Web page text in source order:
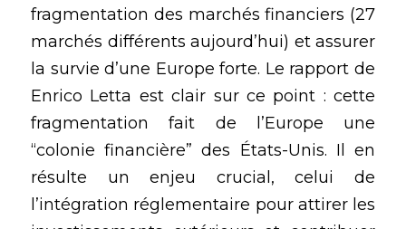
fragmentation des marchés financiers (27
marchés différents aujourd’hui) et assurer
la survie d’une Europe forte. Le rapport de
Enrico Letta est clair sur ce point : cette
fragmentation fait de l’Europe une
“colonie financière” des États-Unis. Il en
résulte un enjeu crucial, celui de
l’intégration réglementaire pour attirer les